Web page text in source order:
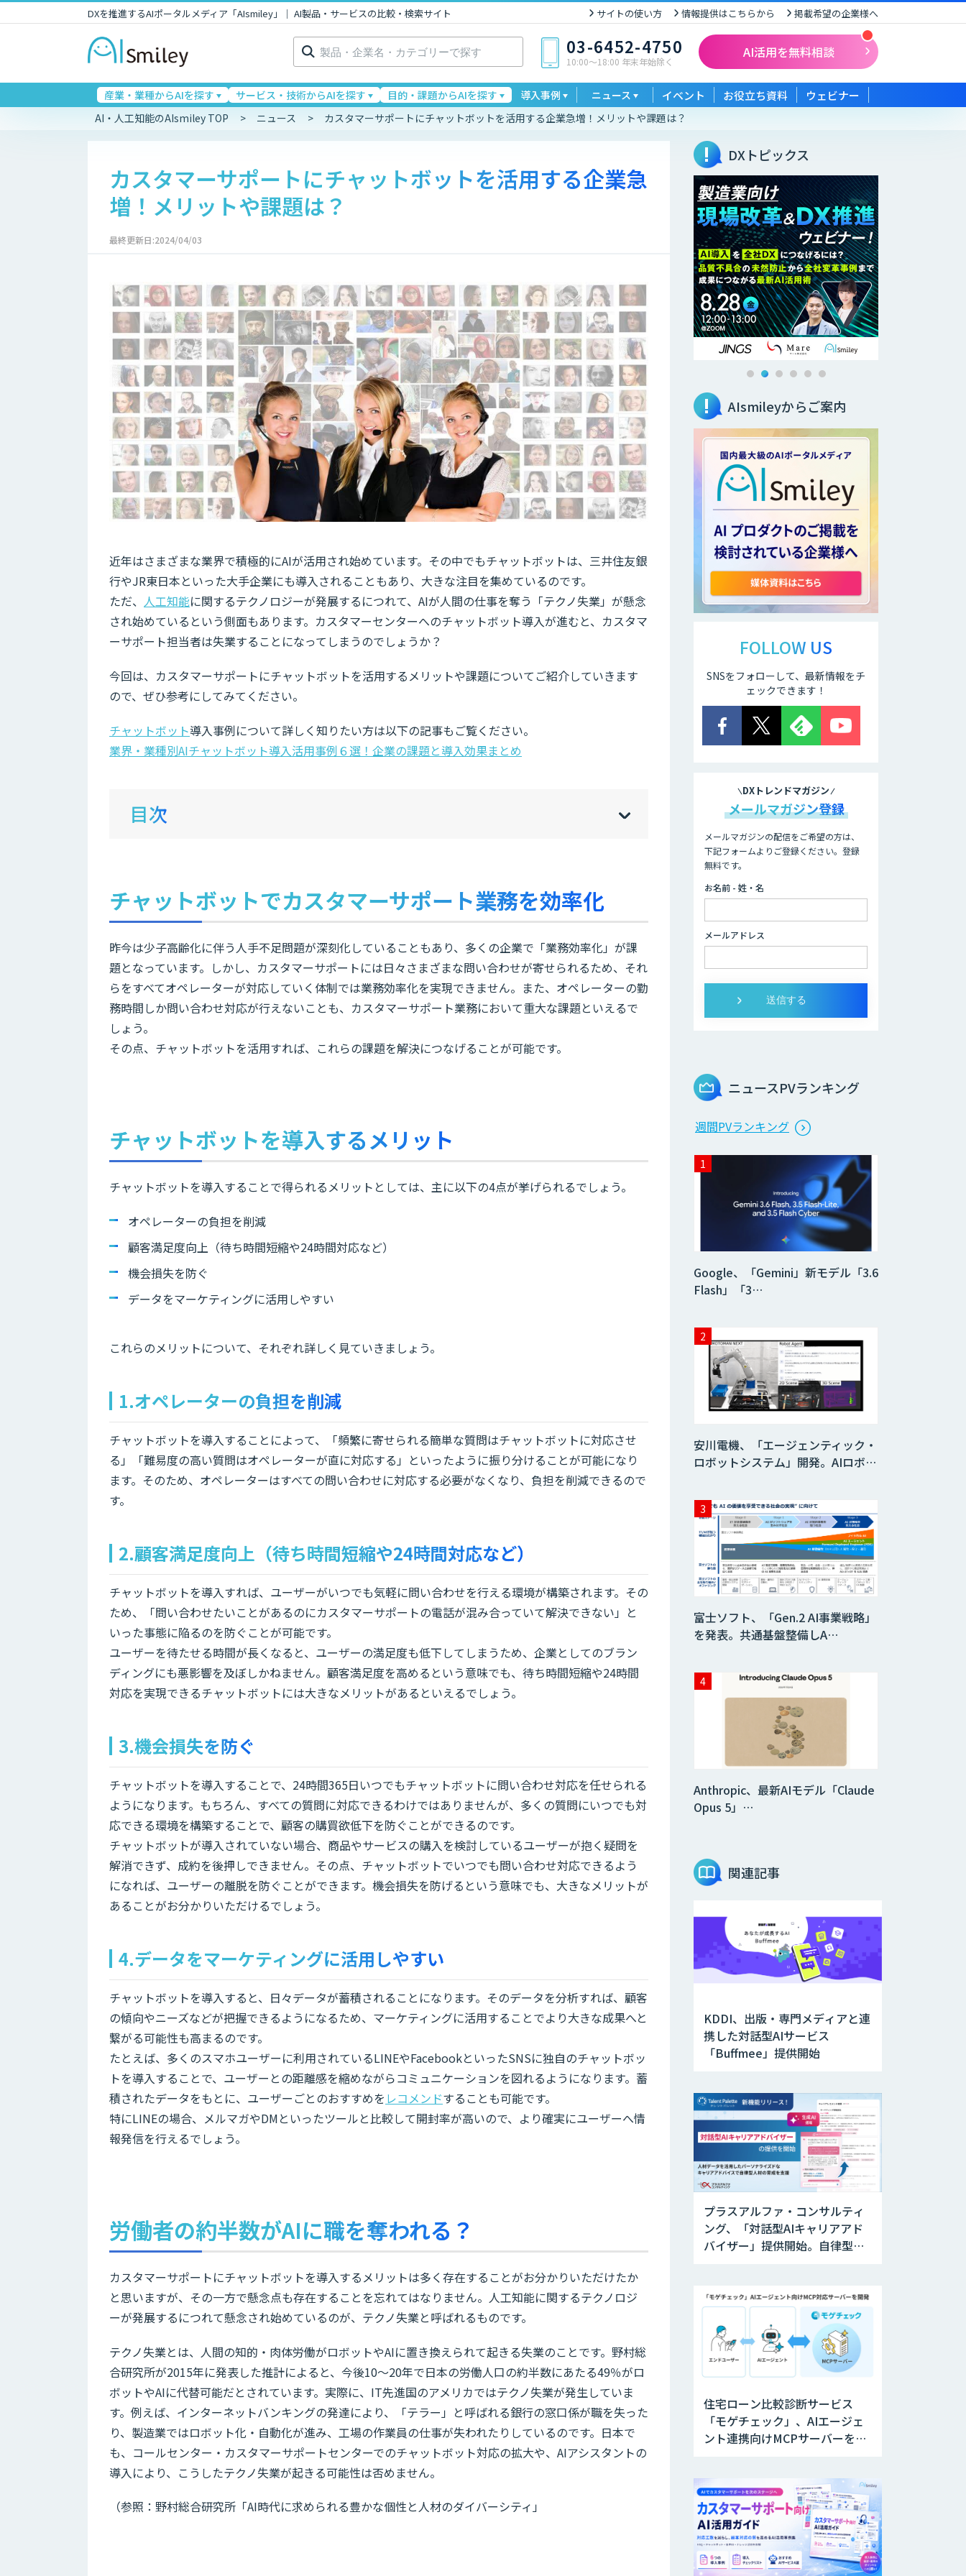
DXを推進するAIポータルメディア「AIsmiley」｜ AI製品・サービスの比較・検索サイト サイトの使い方 情報提供はこちらから 掲載希望の企業様へ
検
索: 03-6452-4750
10:00〜18:00 年末年始除く
AI活用を無料相談
産業・業種からAIを探す サービス・技術からAIを探す 目的・課題からAIを探す 導入事例 ニュース イベント お役立ち資料 ウェビナー
AI・人工知能のAIsmiley TOP ニュース カスタマーサポートにチャットボットを活用する企業急増！メリットや課題は？
カスタマーサポートにチャットボットを活用する企業急
増！メリットや課題は？
最終更新日:2024/04/03
近年はさまざまな業界で積極的にAIが活用され始めています。その中でもチャットボットは、三井住友銀
行やJR東日本といった大手企業にも導入されることもあり、大きな注目を集めているのです。
ただ、 人工知能に関するテクノロジーが発展するにつれて、AIが人間の仕事を奪う「テクノ失業」が懸念
され始めているという側面もあります。カスタマーセンターへのチャットボット導入が進むと、カスタマ
ーサポート担当者は失業することになってしまうのでしょうか？
今回は、カスタマーサポートにチャットボットを活用するメリットや課題についてご紹介していきます
ので、ぜひ参考にしてみてください。
チャットボット導入事例について詳しく知りたい方は以下の記事もご覧ください。
業界・業種別AIチャットボット導入活用事例６選！企業の課題と導入効果まとめ
目次 [hi
]
[sh
]
チャットボットでカスタマーサポート業務を効率化
昨今は少子高齢化に伴う人手不足問題が深刻化していることもあり、多くの企業で「業務効率化」が課
題となっています。しかし、カスタマーサポートには日々さまざまな問い合わせが寄せられるため、それ
らをすべてオペレーターが対応していく体制では業務効率化を実現できません。また、オペレーターの勤
務時間しか問い合わせ対応が行えないことも、カスタマーサポート業務において重大な課題といえるで
しょう。
その点、チャットボットを活用すれば、これらの課題を解決につなげることが可能です。
チャットボットを導入するメリット
チャットボットを導入することで得られるメリットとしては、主に以下の4点が挙げられるでしょう。
オペレーターの負担を削減
顧客満足度向上（待ち時間短縮や24時間対応など）
機会損失を防ぐ
データをマーケティングに活用しやすい
これらのメリットについて、それぞれ詳しく見ていきましょう。
1.オペレーターの負担を削減
チャットボットを導入することによって、「頻繁に寄せられる簡単な質問はチャットボットに対応させ
る」「難易度の高い質問はオペレーターが直に対応する」といったように振り分けることが可能になり
ます。そのため、オペレーターはすべての問い合わせに対応する必要がなくなり、負担を削減できるので
す。
2.顧客満足度向上（待ち時間短縮や24時間対応など）
チャットボットを導入すれば、ユーザーがいつでも気軽に問い合わせを行える環境が構築されます。その
ため、「問い合わせたいことがあるのにカスタマーサポートの電話が混み合っていて解決できない」と
いった事態に陥るのを防ぐことが可能です。
ユーザーを待たせる時間が長くなると、ユーザーの満足度も低下してしまうため、企業としてのブラン
ディングにも悪影響を及ぼしかねません。顧客満足度を高めるという意味でも、待ち時間短縮や24時間
対応を実現できるチャットボットには大きなメリットがあるといえるでしょう。
3.機会損失を防ぐ
チャットボットを導入することで、24時間365日いつでもチャットボットに問い合わせ対応を任せられる
ようになります。もちろん、すべての質問に対応できるわけではありませんが、多くの質問にいつでも対
応できる環境を構築することで、顧客の購買欲低下を防ぐことができるのです。
チャットボットが導入されていない場合、商品やサービスの購入を検討しているユーザーが抱く疑問を
解消できず、成約を後押しできません。その点、チャットボットでいつでも問い合わせ対応できるよう
になれば、ユーザーの離脱を防ぐことができます。機会損失を防げるという意味でも、大きなメリットが
あることがお分かりいただけるでしょう。
4.データをマーケティングに活用しやすい
チャットボットを導入すると、日々データが蓄積されることになります。そのデータを分析すれば、顧客
の傾向やニーズなどが把握できるようになるため、マーケティングに活用することでより大きな成果へと
繋がる可能性も高まるのです。
たとえば、多くのスマホユーザーに利用されているLINEやFacebookといったSNSに独自のチャットボッ
トを導入することで、ユーザーとの距離感を縮めながらコミュニケーションを図れるようになります。蓄
積されたデータをもとに、ユーザーごとのおすすめを レコメンドすることも可能です。
特にLINEの場合、メルマガやDMといったツールと比較して開封率が高いので、より確実にユーザーへ情
報発信を行えるでしょう。
労働者の約半数がAIに職を奪われる？
カスタマーサポートにチャットボットを導入するメリットは多く存在することがお分かりいただけたか
と思いますが、その一方で懸念点も存在することを忘れてはなりません。人工知能に関するテクノロジ
ーが発展するにつれて懸念され始めているのが、テクノ失業と呼ばれるものです。
テクノ失業とは、人間の知的・肉体労働がロボットやAIに置き換えられて起きる失業のことです。野村総
合研究所が2015年に発表した推計によると、今後10～20年で日本の労働人口の約半数にあたる49％がロ
ボットやAIに代替可能だとされています。実際に、IT先進国のアメリカではテクノ失業が発生していま
す。例えば、インターネットバンキングの発達により、「テラー」と呼ばれる銀行の窓口係が職を失った
り、製造業ではロボット化・自動化が進み、工場の作業員の仕事が失われたりしているのです。日本で
も、コールセンター・カスタマーサポートセンターでのチャットボット対応の拡大や、AIアシスタントの
導入により、こうしたテクノ失業が起きる可能性は否めません。
（参照：野村総合研究所「AI時代に求められる豊かな個性と人材のダイバーシティ」
DXトピックス
AIsmileyからご案内
FOLLOW US
SNSをフォローして、最新情報をチ
ェックできます！
DXトレンドマガジン
メールマガジン登録
メールマガジンの配信をご希望の方は、
下記フォームよりご登録ください。登録
無料です。
お名前 - 姓・名
メールアドレス
ニュースPVランキング
週間PVランキング
Google、「Gemini」新モデル「3.6
Flash」「3…
安川電機、「エージェンティック・
ロボットシステム」開発。AIロボ…
富士ソフト、「Gen.2 AI事業戦略」
を発表。共通基盤整備しA…
Anthropic、最新AIモデル「Claude
Opus 5」…
関連記事
KDDI、出版・専門メディアと連
携した対話型AIサービス
「Buffmee」提供開始
プラスアルファ・コンサルティ
ング、「対話型AIキャリアアド
バイザー」提供開始。自律型人
住宅ローン比較診断サービス
「モゲチェック」、AIエージェ
ント連携向けMCPサーバーを公